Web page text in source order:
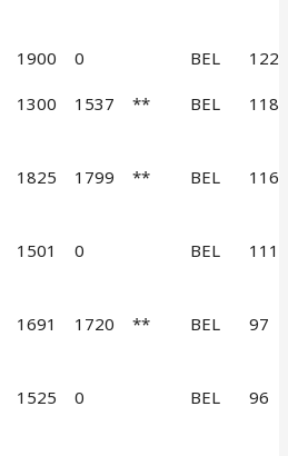
1900 0 BEL 122
1300 1537 ** BEL 118
1825 1799 ** BEL 116
1501 0 BEL 111
1691 1720 ** BEL 97
1525 0 BEL 96